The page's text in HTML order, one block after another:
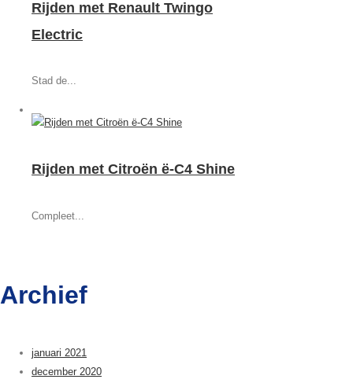
Rijden met Renault Twingo
Electric
Stad de...
Rijden met Citroën ë-C4 Shine
Compleet...
Archief
januari 2021
december 2020